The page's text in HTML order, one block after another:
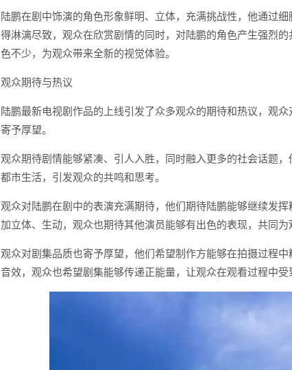
陆鹏在剧中饰演的角色形象鲜明、立体，充满挑战性，他通过
得淋漓尽致，观众在欣赏剧情的同时，对陆鹏的角色产生强烈
色不少，为观众带来全新的视觉体验。
观众期待与热议
陆鹏最新电视剧作品的上线引发了众多观众的期待和热议，观
寄予厚望。
观众期待剧情能够紧凑、引人入胜，同时融入更多的社会话题
都市生活，引发观众的共鸣和思考。
观众对陆鹏在剧中的表演充满期待，他们期待陆鹏能够继续发
加立体、生动，观众也期待其他演员能够有出色的表现，共同为
观众对剧集品质也寄予厚望，他们希望制作方能够在拍摄过程
音效，观众也希望剧集能够传递正能量，让观众在观看过程中受